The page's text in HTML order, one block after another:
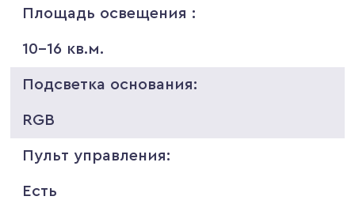
Площадь освещения :
10-16 кв.м.
Подсветка основания:
RGB
Пульт управления:
Есть